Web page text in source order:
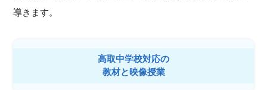
導きます。
高取中学校対応の
教材と映像授業